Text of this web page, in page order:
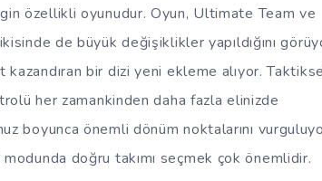
özellikli oyunudur. Oyun, Ultimate Team ve
de büyük değişiklikler yapıldığını
bir dizi yeni ekleme alıyor.
her zamankinden daha fazla elinizde
boyunca önemli dönüm noktalarını
doğru takımı seçmek çok önemlidir.